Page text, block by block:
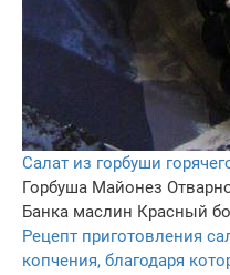
Салат из горбуши
Горбуша Майонез
Банка маслин Красный
Рецепт приготовления
копчения, благодаря